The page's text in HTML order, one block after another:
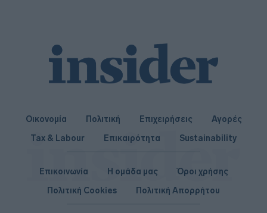
Οικονομία Πολιτική Επιχειρήσεις
Αγορές
Tax & Labour
Επικαιρότητα Sustainability
Επικοινωνία Η ομάδα μας
Όροι χρήσης
Πολιτική Cookies
Πολιτική Απορρήτου